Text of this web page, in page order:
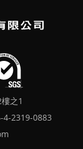
之1
4-2319-0883